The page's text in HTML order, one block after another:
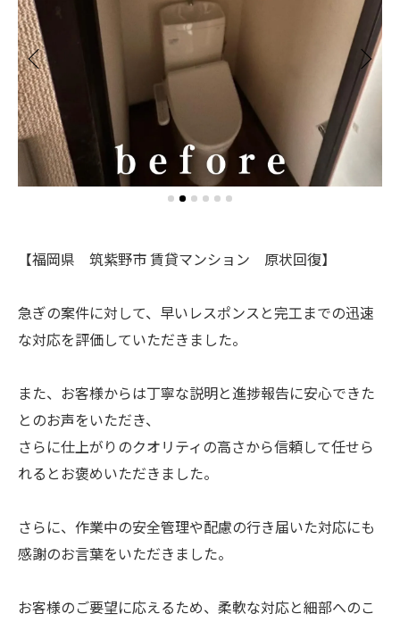
【福岡県 筑紫野市 賃貸マンション 原状回復】
急ぎの案件に対して、早いレスポンスと完工までの迅速
な対応を評価していただきました。
また、お客様からは丁寧な説明と進捗報告に安心できた
とのお声をいただき、
さらに仕上がりのクオリティの高さから信頼して任せら
れるとお褒めいただきました。
さらに、作業中の安全管理や配慮の行き届いた対応にも
感謝のお言葉をいただきました。
お客様のご要望に応えるため、柔軟な対応と細部へのこ